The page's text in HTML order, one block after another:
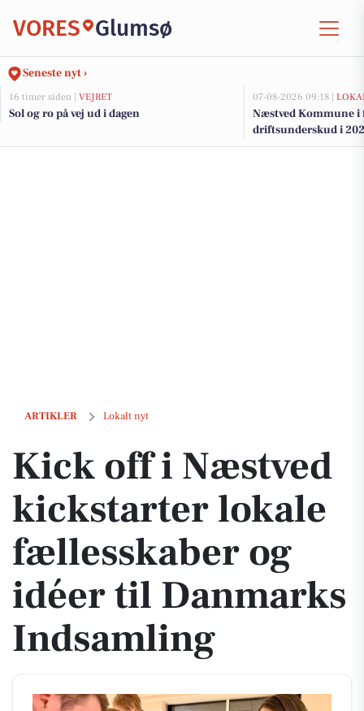
VORES Glumsø
Seneste nyt ›
16 timer siden | VEJRET
Sol og ro på vej ud i dagen
07-08-2026 09:18 |
Næstved Kommune i
driftsunderskud i
på vej for at bevare
ARTIKLER Lokalt nyt
Kick off i Næstved kickstarter lokale fællesskaber og idéer til
Kick off i Næstved
kickstarter lokale
fællesskaber og
idéer til Danmarks
Indsamling